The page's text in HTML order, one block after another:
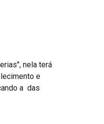
nela terá
e
a  das